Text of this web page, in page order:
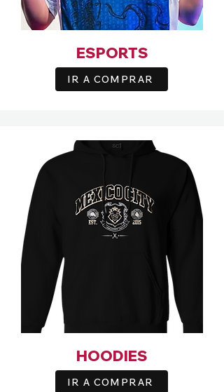
ESPORTS
IR A COMPRAR
HOODIES
IR A COMPRAR